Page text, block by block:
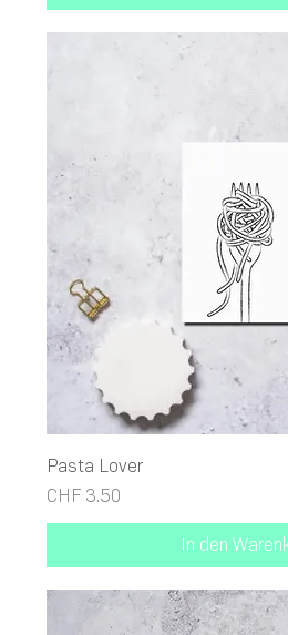
Pasta Lover
Preis
CHF 3.50
In den